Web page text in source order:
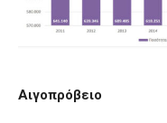
Αιγοπρόβειο